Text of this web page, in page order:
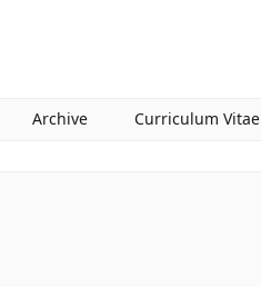
Archive Curriculum Vitae